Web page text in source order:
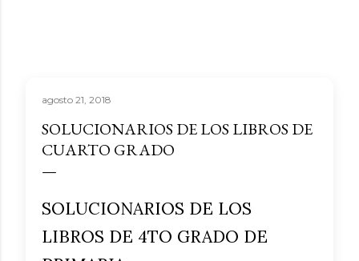
agosto 21, 2018
SOLUCIONARIOS DE LOS LIBROS DE
CUARTO GRADO
SOLUCIONARIOS DE LOS
LIBROS DE 4TO GRADO DE